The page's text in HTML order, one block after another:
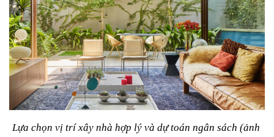
Lựa chọn vị trí xây nhà hợp lý và dự toán ngân sách (ảnh